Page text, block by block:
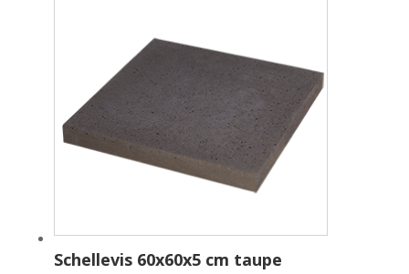
Schellevis 60x60x5 cm taupe